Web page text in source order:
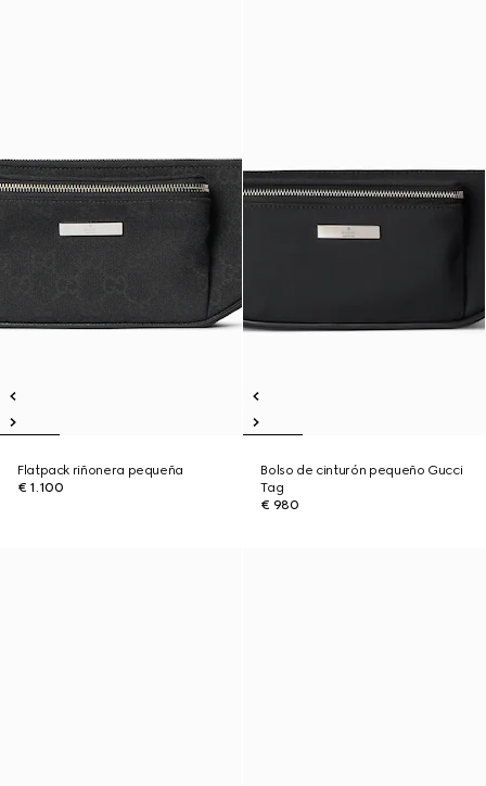
Flatpack riñonera pequeña
€ 1.100
Bolso de cinturón pequeño Gucci
Tag
€ 980